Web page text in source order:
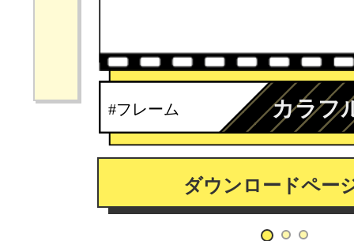
#フレーム カラフ
ダウンロードペー